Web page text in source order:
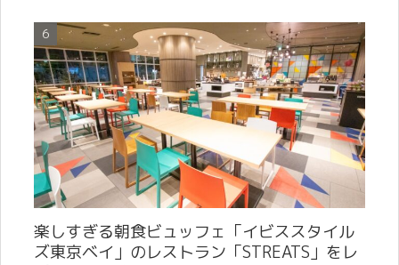
楽しすぎる朝食ビュッフェ「イビススタイル
ズ東京ベイ」のレストラン「STREATS」をレ